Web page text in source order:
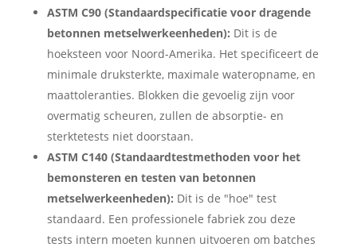
ASTM C90 (Standaardspecificatie voor dragende
betonnen metselwerkeenheden): Dit is de
hoeksteen voor Noord-Amerika. Het specificeert de
minimale druksterkte, maximale wateropname, en
maattoleranties. Blokken die gevoelig zijn voor
overmatig scheuren, zullen de absorptie- en
sterktetests niet doorstaan.
ASTM C140 (Standaardtestmethoden voor het
bemonsteren en testen van betonnen
metselwerkeenheden): Dit is de "hoe" test
standaard. Een professionele fabriek zou deze
tests intern moeten kunnen uitvoeren om batches